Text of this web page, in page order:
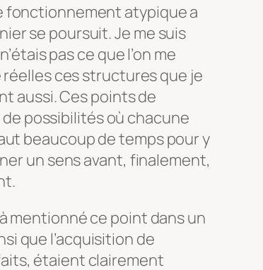
fonctionnement atypique a
se poursuit. Je me suis
pas ce que l’on me
réelles ces structures que je
aussi. Ces points de
possibilités où chacune
beaucoup de temps pour y
un sens avant, finalement,
mentionné ce point dans un
que l’acquisition de
étaient clairement